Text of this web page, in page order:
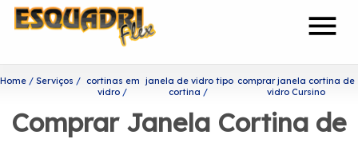
menu
Home Serviços
cortinas em
vidro
janela de vidro tipo
cortina
comprar janela cortina de
vidro Cursino
Comprar Janela Cortina de